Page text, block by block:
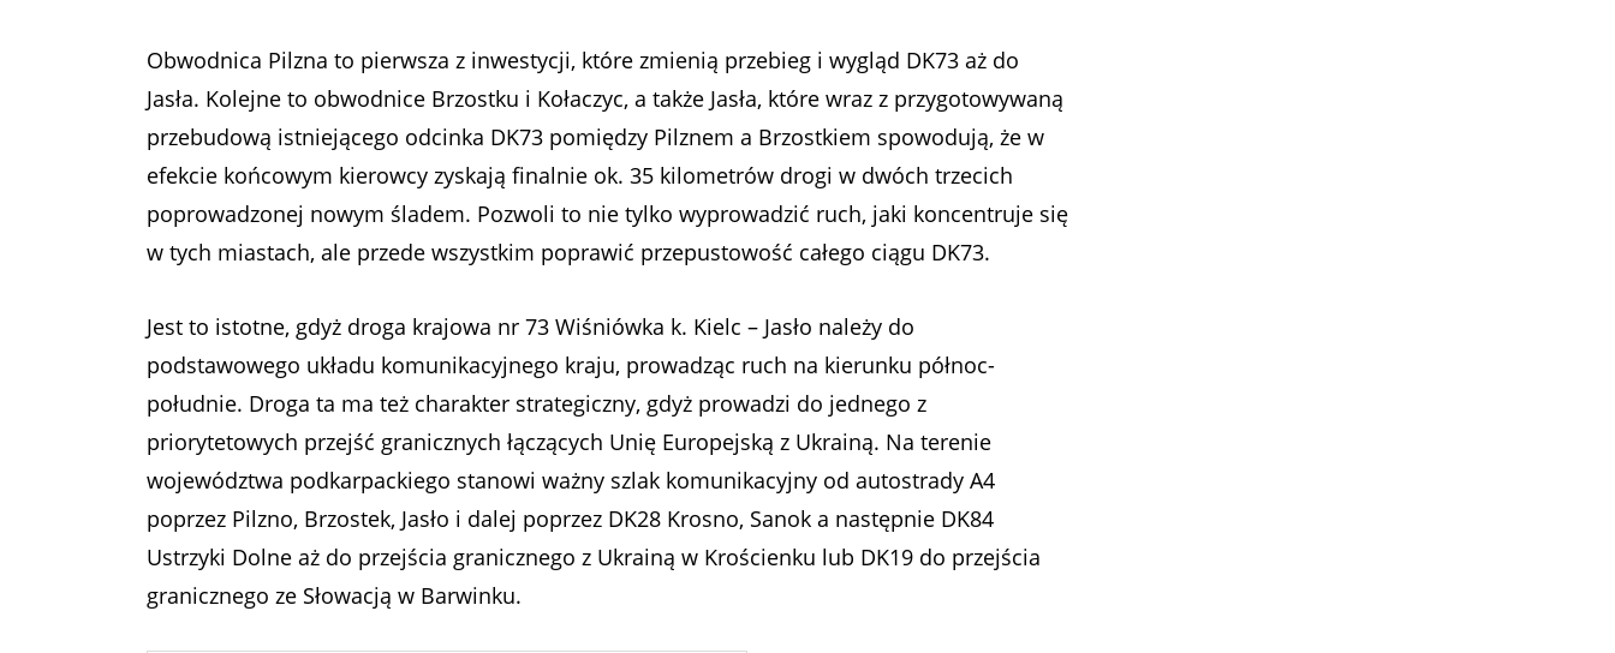
Obwodnica Pilzna to pierwsza z inwestycji, które zmienią przebieg i wygląd DK73 aż do
Jasła. Kolejne to obwodnice Brzostku i Kołaczyc, a także Jasła, które wraz z przygotowywaną
przebudową istniejącego odcinka DK73 pomiędzy Pilznem a Brzostkiem spowodują, że w
efekcie końcowym kierowcy zyskają finalnie ok. 35 kilometrów drogi w dwóch trzecich
poprowadzonej nowym śladem. Pozwoli to nie tylko wyprowadzić ruch, jaki koncentruje się
w tych miastach, ale przede wszystkim poprawić przepustowość całego ciągu DK73.
Jest to istotne, gdyż droga krajowa nr 73 Wiśniówka k. Kielc – Jasło należy do
podstawowego układu komunikacyjnego kraju, prowadząc ruch na kierunku północ-
południe. Droga ta ma też charakter strategiczny, gdyż prowadzi do jednego z
priorytetowych przejść granicznych łączących Unię Europejską z Ukrainą. Na terenie
województwa podkarpackiego stanowi ważny szlak komunikacyjny od autostrady A4
poprzez Pilzno, Brzostek, Jasło i dalej poprzez DK28 Krosno, Sanok a następnie DK84
Ustrzyki Dolne aż do przejścia granicznego z Ukrainą w Krościenku lub DK19 do przejścia
granicznego ze Słowacją w Barwinku.